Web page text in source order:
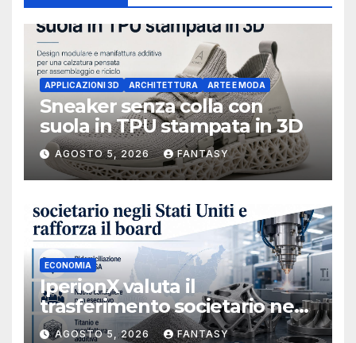
APPLICAZIONI 3D ARCHITETTURA ARTE E MODA
Sneaker senza colla con
suola in TPU stampata in 3D
AGOSTO 5, 2026 FANTASY
ECONOMIA
IperionX valuta il
trasferimento societario negli
Stati Uniti e rafforza il board,
AGOSTO 5, 2026 FANTASY